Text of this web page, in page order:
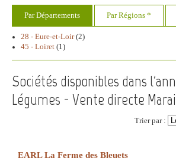
Par Départements Par Régions *
28 - Eure-et-Loir(2)
45 - Loiret (1)
Sociétés disponibles dans
Légumes - Vente directe
Trier par :
EARL La Ferme des Bleuets